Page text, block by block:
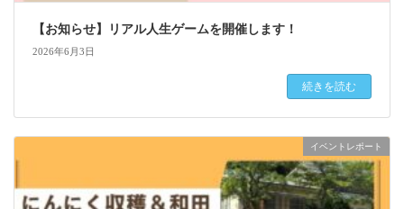
【お知らせ】リアル人生ゲームを開催します！
2026年6月3日
続きを読む
イベントレポート